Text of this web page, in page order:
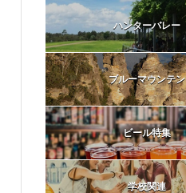
ハンターバレー
ブルーマウンテン
ビール特集
学校関連